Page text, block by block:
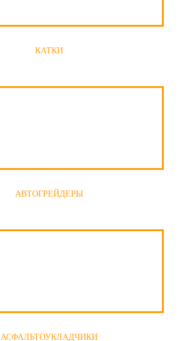
КАТКИ
АВТОГРЕЙДЕРЫ
АСФАЛЬТОУКЛАДЧИКИ